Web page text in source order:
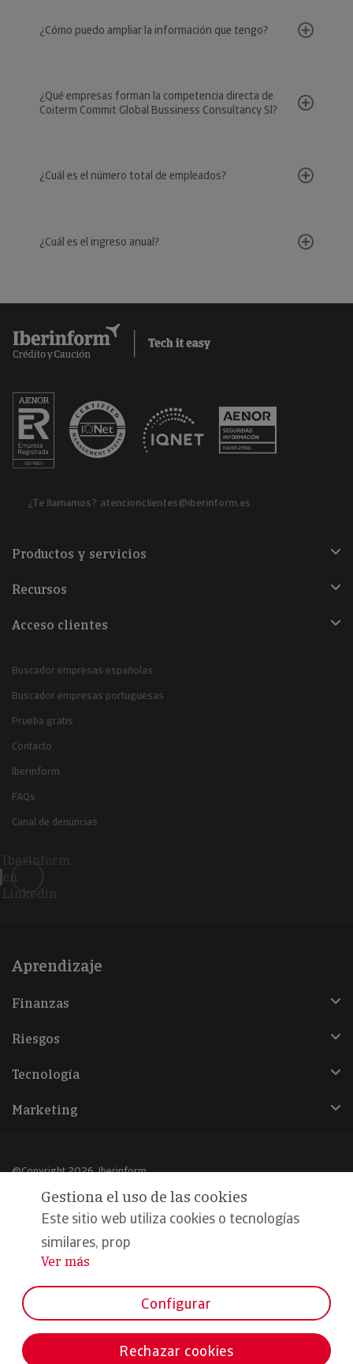
¿Cómo puedo ampliar la información que tengo?
¿Qué empresas forman la competencia directa de
Coiterm Commit Global Bussiness Consultancy Sl?
¿Cuál es el número total de empleados?
¿Cuál es el ingreso anual?
¿Te llamamos? atencionclientes@iberinform.es
Productos y servicios
Recursos
Acceso clientes
Buscador empresas españolas
Buscador empresas portuguesas
Prueba gratis
Contacto
Iberinform
FAQs
Canal de denuncias
Iberinform
en
Linkedin
Aprendizaje
Finanzas
Riesgos
Tecnología
Marketing
@Copyright 2026, Iberinform
Política de cookies
Declaración de privacidad
Compromiso calidad y seguridad
Gestiona el uso de las cookies
Este sitio web utiliza cookies o tecnologías
similares, prop
...
Ver más
Configurar
Rechazar cookies